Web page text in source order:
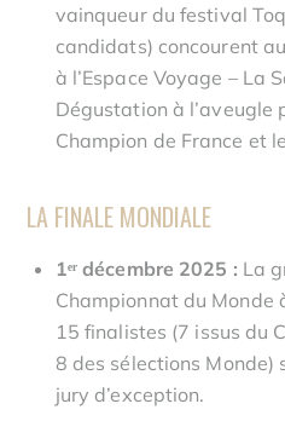
vainqueur du festival
candidats) concourent
à l’Espace Voyage – La
Dégustation à l’aveugle
Champion de France et
LA FINALE MONDIALE
1ᵉʳ décembre 2025 : La
Championnat du Monde
15 finalistes (7 issus du
8 des sélections
jury d’exception.